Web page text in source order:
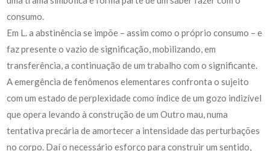
consumo.
Em L. a abstinência se impõe – assim como o próprio consumo – e
faz presente o vazio de significação, mobilizando, em
transferência, a continuação de um trabalho com o significante.
A emergência de fenômenos elementares confronta o sujeito
com um estado de perplexidade como índice de um gozo indizível
que opera levando à construção de um Outro mau, numa
tentativa precária de amortecer a intensidade das perturbações
no corpo. Daí o necessário esforço para construir um sentido,